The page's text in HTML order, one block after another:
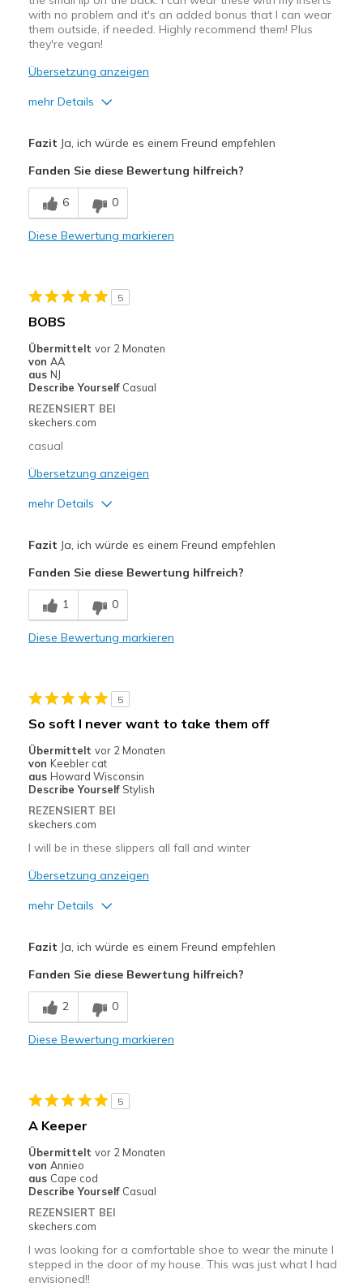
with no problem and it's an added bonus that I can wear
them outside, if needed. Highly recommend them! Plus
they're vegan!
Übersetzung anzeigen
mehr Details
Comfortable
Durable
Casual Wear
Width
Feels true to width
Sizing
View On Shoes
Shoes are for Wearing
Fazit Ja, ich würde es einem Freund empfehlen
Fanden Sie diese Bewertung hilfreich?
6 0
Diese Bewertung markieren
5
BOBS
Übermittelt vor 2 Monaten
von AA
aus NJ
Describe Yourself Casual
REZENSIERT BEI
skechers.com
casual
Übersetzung anzeigen
mehr Details
Nachteile
Need Break In
Feels true to width
Sizing
Feels true to size
View On Shoes
I'm Really Into Shoes
Fazit Ja, ich würde es einem Freund empfehlen
Fanden Sie diese Bewertung hilfreich?
1 0
Diese Bewertung markieren
5
So soft I never want to take them off
Übermittelt vor 2 Monaten
von Keebler cat
aus Howard Wisconsin
Describe Yourself Stylish
REZENSIERT BEI
skechers.com
I will be in these slippers all fall and winter
Übersetzung anzeigen
mehr Details
Comfortable
Durable
Casual Wear
Width
Feels true to width
Sizing
View On Shoes
I'm Into Shoes
Fazit Ja, ich würde es einem Freund empfehlen
Fanden Sie diese Bewertung hilfreich?
2 0
Diese Bewertung markieren
5
A Keeper
Übermittelt vor 2 Monaten
von Annieo
aus Cape cod
Describe Yourself Casual
REZENSIERT BEI
skechers.com
I was looking for a comfortable shoe to wear the minute I
stepped in the door of my house. This was just what I had
envisioned!!